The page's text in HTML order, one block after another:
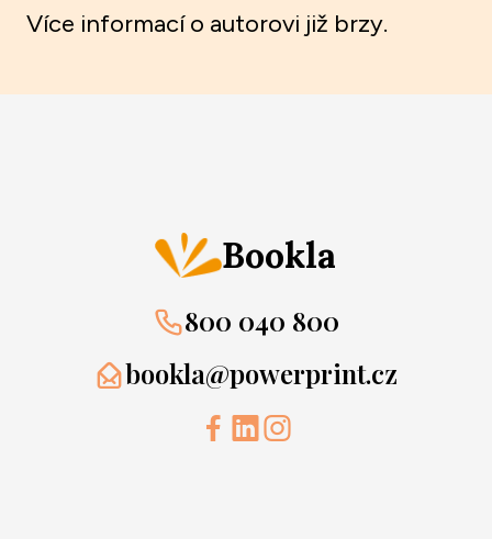
Více informací o autorovi již brzy.
Bookla
800 040 800
bookla@powerprint.cz